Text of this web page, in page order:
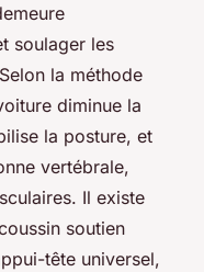
soulager les
la méthode
diminue la
la posture, et
vertébrale,
Il existe
soutien
tête universel,